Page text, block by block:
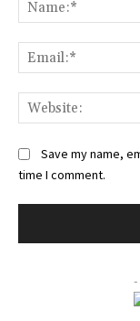
Save my name,
time I comment.
-